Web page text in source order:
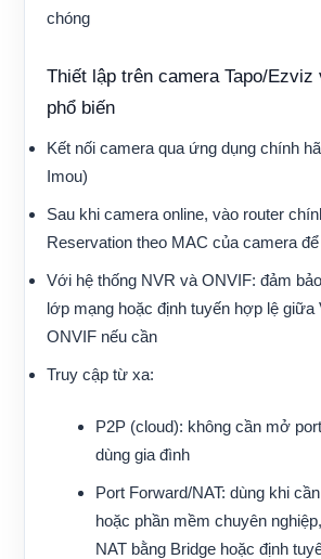
chóng
Thiết lập trên camera Tapo/Ezviz
phổ biến
Kết nối camera qua ứng dụng chính
Imou)
Sau khi camera online, vào router
Reservation theo MAC của camera để
Với hệ thống NVR và ONVIF: đảm
lớp mạng hoặc định tuyến hợp lệ giữa
ONVIF nếu cần
Truy cập từ xa:
P2P (cloud): không cần mở
dùng gia đình
Port Forward/NAT: dùng khi
hoặc phần mềm chuyên
NAT bằng Bridge hoặc định